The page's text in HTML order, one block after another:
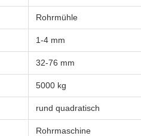
Rohrmühle
1-4 mm
32-76 mm
5000 kg
rund quadratisch
Rohrmaschine